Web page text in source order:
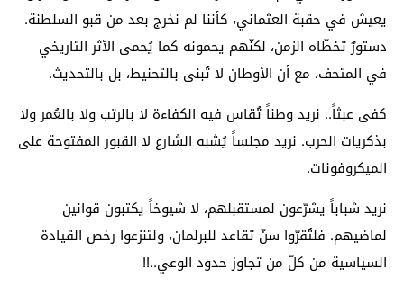
يعيش في حقبة العثماني، كأننا لم نخرج بعد من قبو السلطنة.
دستورٌ تخطّاه الزمن، لكنّهم يحمونه كما يُحمى الأثر التاريخي
في المتحف، مع أن الأوطان لا تُبنى بالتحنيط، بل بالتحديث.
كفى عبثاً.. نريد وطناً تُقاس فيه الكفاءة لا بالرتب ولا بالعُمر ولا
بذكريات الحرب. نريد مجلساً يُشبه الشارع لا القبور المفتوحة على
الميكروفونات.
نريد شباباً يشرّعون لمستقبلهم، لا شيوخاً يكتبون قوانين
لماضيهم. فلتُقرّوا سنّ تقاعد للبرلمان، ولتنزعوا رخص القيادة
السياسية من كلّ من تجاوز حدود الوعي..!!